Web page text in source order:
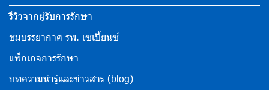
รีวิวจากผู้รับการรักษา
ชมบรรยากาศ รพ. เซเปี้ยนซ์
แพ็กเกจการรักษา
บทความน่ารู้และข่าวสาร (blog)